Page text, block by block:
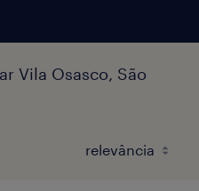
Vila Osasco, São